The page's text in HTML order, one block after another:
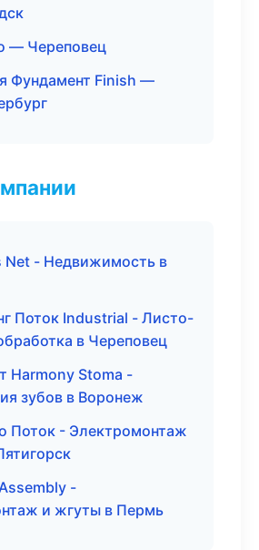
— Череповец
Фундамент Finish —
Net - Недвижимость в
Поток Industrial - Листо-
в Череповец
Harmony Stoma -
зубов в Воронеж
Поток - Электромонтаж
-
и жгуты в Пермь